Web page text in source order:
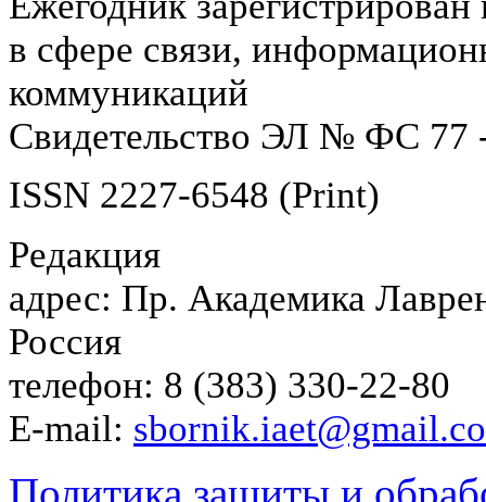
в сфере связи,
коммуникаций
Свидетельство ЭЛ № ФС 77
ISSN 2227-6548 (Print)
Редакция
адрес: Пр. Академика
Россия
телефон: 8 (383) 330-22-80
E-mail:
Политика защиты и